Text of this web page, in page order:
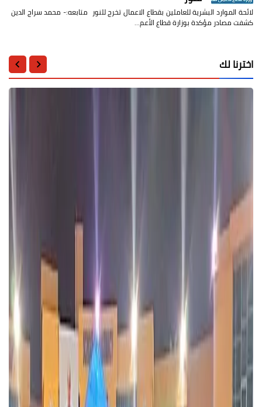
لائحة الموارد البشرية للعاملين بقطاع الاعمال تخرج للنور متابعه:- محمد سراج الدين
كشفت مصادر مؤكدة بوزارة قطاع الأعم…
اخترنا لك